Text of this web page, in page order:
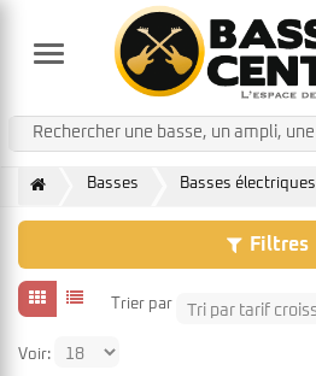
Menu
Basses Basses électriques
Filtres
Trier par
Voir: